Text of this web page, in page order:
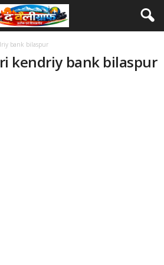
bank bilaspur
kendriy bank bilaspur